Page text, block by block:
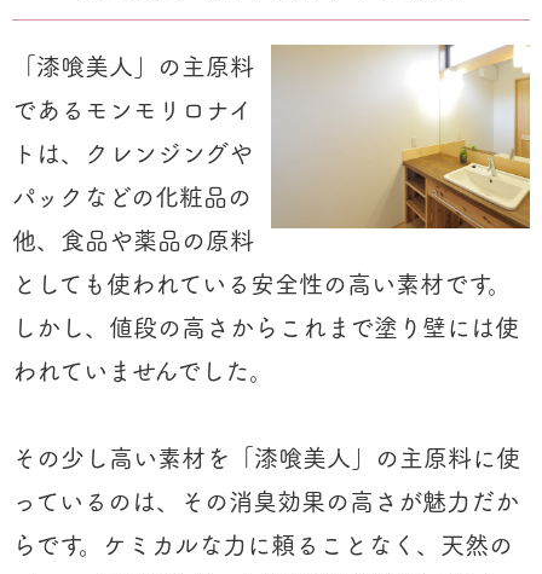
「漆喰美人」の主原料
であるモンモリロナイ
トは、クレンジングや
パックなどの化粧品の
他、食品や薬品の原料
としても使われている安全性の高い素材です。
しかし、値段の高さからこれまで塗り壁には使
われていませんでした。
その少し高い素材を「漆喰美人」の主原料に使
っているのは、その消臭効果の高さが魅力だか
らです。ケミカルな力に頼ることなく、天然の